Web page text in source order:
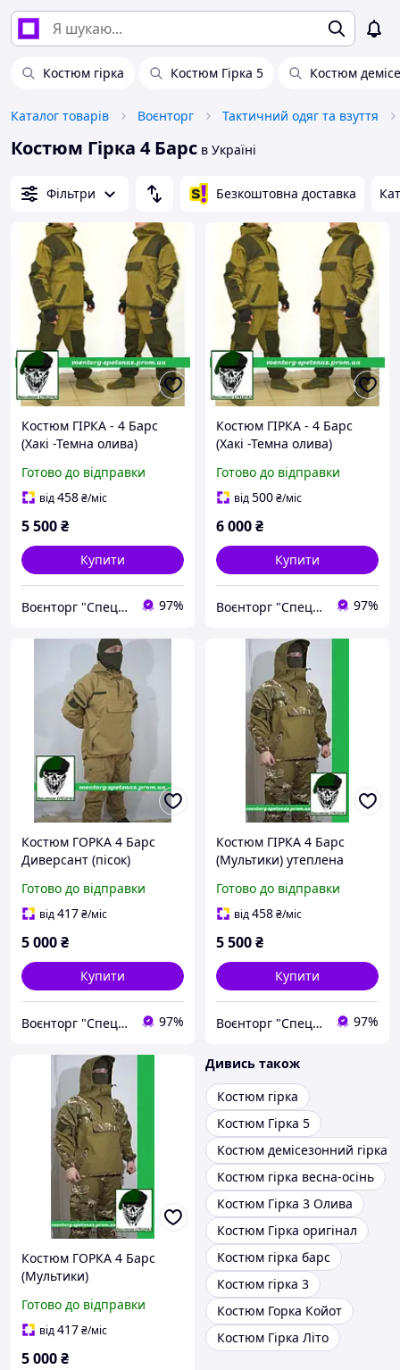
Костюм гірка Костюм Гірка 5 Костюм
Каталог товарів Воєнторг Тактичний одяг та взуття
Костюм Гірка 4 Барс в Україні
Фільтри Безкоштовна доставка
Костюм ГІРКА - 4 Барс
(Хакі -Темна олива)
Готово до відправки
від458₴/міс
5 500₴
Купити
Воєнторг "Спецназ" - найкращий український військовий магазин — виробник! 97%
Костюм ГІРКА - 4 Барс
(Хакі -Темна олива)
Готово до відправки
від500₴/міс
6 000₴
Купити
Воєнторг "Спецназ" - найкращий український військовий магазин — виробник! 97%
Костюм ГОРКА 4 Барс
Диверсант (пісок)
Готово до відправки
від417₴/міс
5 000₴
Купити
Воєнторг "Спецназ" - найкращий український військовий магазин — виробник! 97%
Костюм ГІРКА 4 Барс
(Мультики) утеплена
Готово до відправки
від458₴/міс
5 500₴
Купити
Воєнторг "Спецназ" - найкращий український військовий магазин — виробник! 97%
Костюм ГОРКА 4 Барс
(Мультики)
Готово до відправки
від417₴/міс
5 000₴
Дивись також
Костюм гірка
Костюм Гірка 5
Костюм демісезонний гірка
Костюм гірка весна-осінь
Костюм Гірка 3 Олива
Костюм Гірка оригінал
Костюм гірка барс
Костюм гірка 3
Костюм Горка Койот
Костюм Гірка Літо